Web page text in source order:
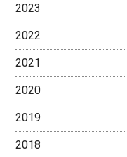
2023
2022
2021
2020
2019
2018